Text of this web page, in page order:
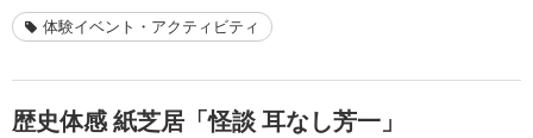
体験イベント・アクティビティ
歴史体感 紙芝居「怪談 耳なし芳一」